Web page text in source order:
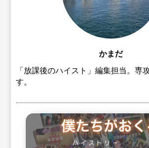
かまだ
「放課後のハイスト」編集担当。専
す。